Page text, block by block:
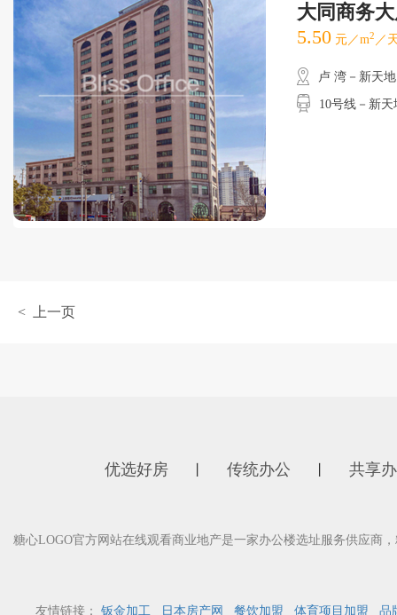
大同商务
5.50 元／m2 ／
卢 湾－新天地
10号线－新天
< 上一页
优选好房 传统办公 共享
糖心LOGO官方网站在线观看商业地产是一家办公楼选址服务供应商
友情链接： 钣金加工 日本房产网 餐饮加盟 体育项目加盟 品